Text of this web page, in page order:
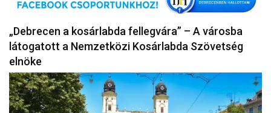
„Debrecen a kosárlabda fellegvára” – A városba
látogatott a Nemzetközi Kosárlabda Szövetség
elnöke